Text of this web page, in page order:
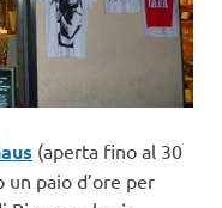
(aperta fino al 30
paio d’ore per